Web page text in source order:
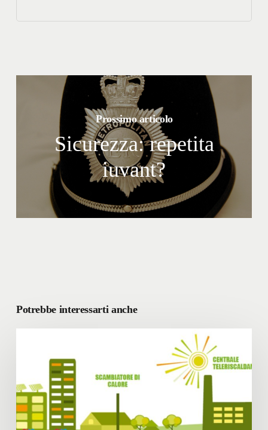
Prossimo articolo
Sicurezza: repetita
iuvant?
Potrebbe interessarti anche
sottoservizi:
disagi
oggi,